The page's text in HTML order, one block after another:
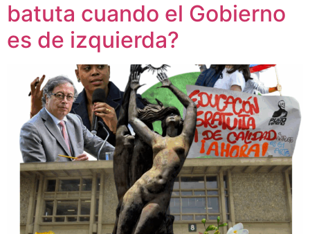
batuta cuando el Gobierno
es de izquierda?